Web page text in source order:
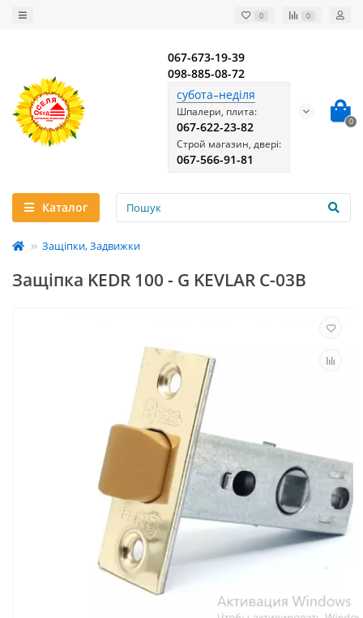
0 0
067-673-19-39
098-885-08-72
субота–неділя
Шпалери, плита:
067-622-23-82
Строй магазин, двері:
067-566-91-81
0
Каталог
Защіпки, Задвижки
Защіпка KEDR 100 - G KEVLAR С-03В